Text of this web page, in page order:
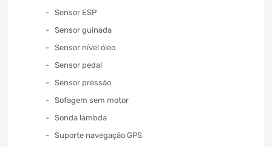
Sensor ESP
Sensor guinada
Sensor nível óleo
Sensor pedal
Sensor pressão
Sofagem sem motor
Sonda lambda
Suporte navegação GPS